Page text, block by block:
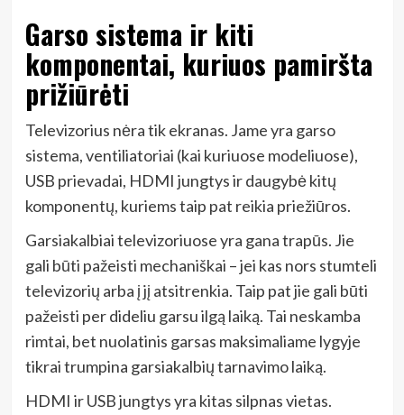
Garso sistema ir kiti
komponentai, kuriuos pamiršta
prižiūrėti
Televizorius nėra tik ekranas. Jame yra garso
sistema, ventiliatoriai (kai kuriuose modeliuose),
USB prievadai, HDMI jungtys ir daugybė kitų
komponentų, kuriems taip pat reikia priežiūros.
Garsiakalbiai televizoriuose yra gana trapūs. Jie
gali būti pažeisti mechaniškai – jei kas nors stumteli
televizorių arba į jį atsitrenkia. Taip pat jie gali būti
pažeisti per dideliu garsu ilgą laiką. Tai neskamba
rimtai, bet nuolatinis garsas maksimaliame lygyje
tikrai trumpina garsiakalbių tarnavimo laiką.
HDMI ir USB jungtys yra kitas silpnas vietas.